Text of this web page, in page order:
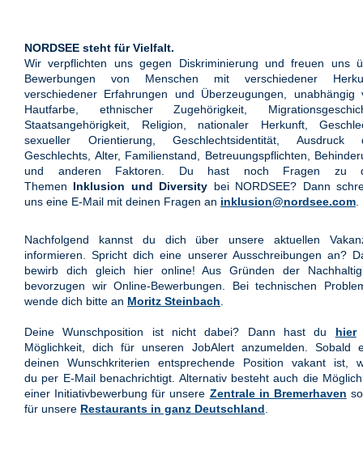
NORDSEE steht für Vielfalt.
Wir verpflichten uns gegen Diskriminierung und freuen uns
Bewerbungen von Menschen mit verschiedener
verschiedener Erfahrungen und Überzeugungen, unabhängig
Hautfarbe, ethnischer Zugehörigkeit,
Staatsangehörigkeit, Religion, nationaler Herkunft,
sexueller Orientierung, Geschlechtsidentität, Ausdruck
Geschlechts, Alter, Familienstand, Betreuungspflichten,
und anderen Faktoren. Du hast noch Fragen zu
Themen Inklusion und Diversity bei NORDSEE? Dann
uns eine E-Mail mit deinen Fragen an inklusion@nordsee.com
Nachfolgend kannst du dich über unsere aktuellen
informieren. Spricht dich eine unserer Ausschreibungen an?
bewirb dich gleich hier online! Aus Gründen der
bevorzugen wir Online-Bewerbungen. Bei technischen
wende dich bitte an Moritz Steinbach
Deine Wunschposition ist nicht dabei? Dann hast du hier
Möglichkeit, dich für unseren JobAlert anzumelden. Sobald
deinen Wunschkriterien entsprechende Position vakant ist,
du per E-Mail benachrichtigt. Alternativ besteht auch die
einer Initiativbewerbung für unsere Zentrale in Bremerhaven
für unsere Restaurants in ganz Deutschland